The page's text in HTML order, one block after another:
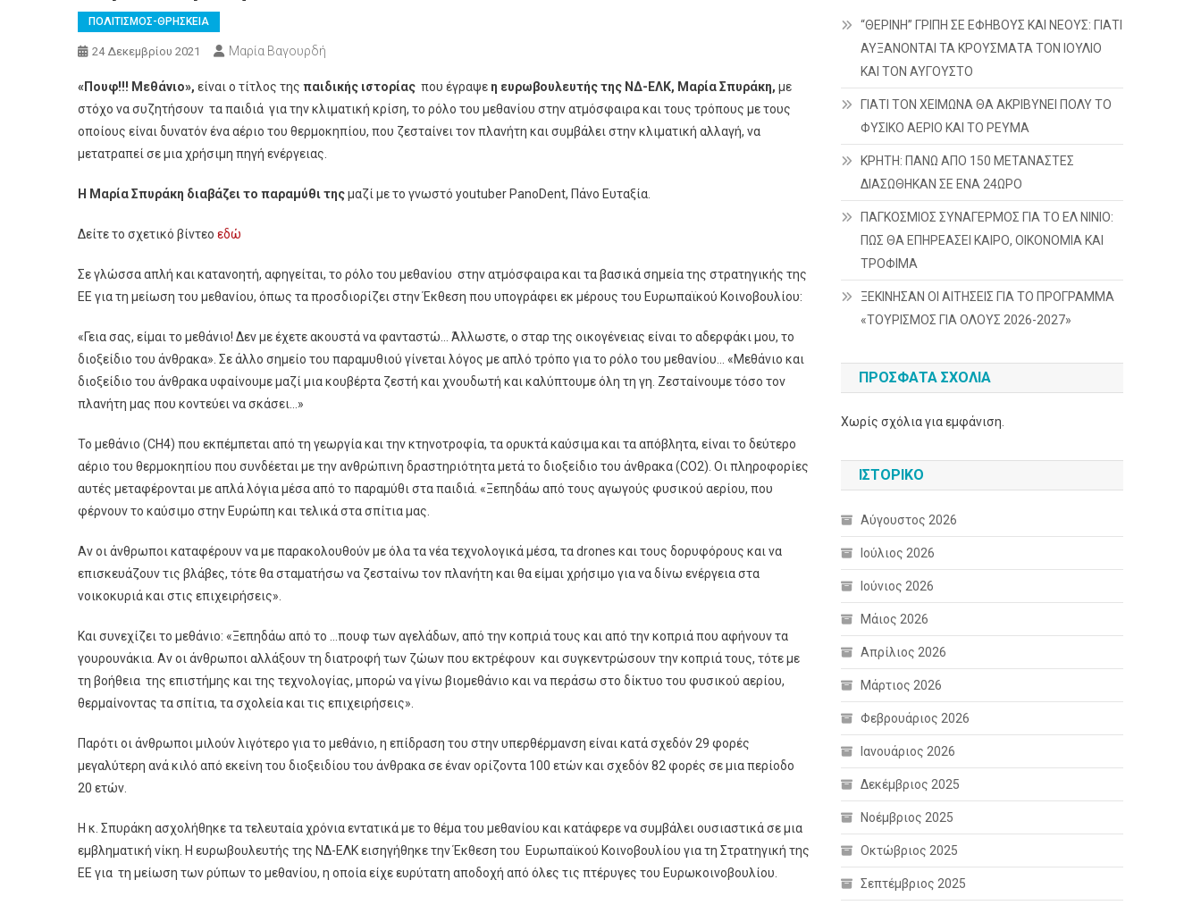
ΠΟΛΙΤΙΣΜΟΣ-ΘΡΗΣΚΕΙΑ
24 Δεκεμβρίου 2021 Μαρία Βαγουρδή
«Πουφ!!! Μεθάνιο», είναι ο τίτλος της παιδικής ιστορίας που έγραψε η ευρωβουλευτής της ΝΔ-ΕΛΚ, Μαρία Σπυράκη, με
στόχο να συζητήσουν τα παιδιά για την κλιματική κρίση, το ρόλο του μεθανίου στην ατμόσφαιρα και τους τρόπους με τους
οποίους είναι δυνατόν ένα αέριο του θερμοκηπίου, που ζεσταίνει τον πλανήτη και συμβάλει στην κλιματική αλλαγή, να
μετατραπεί σε μια χρήσιμη πηγή ενέργειας.
Η Μαρία Σπυράκη διαβάζει το παραμύθι τηςμαζί με το γνωστό youtuber PanoDent, Πάνο Ευταξία.
Δείτε το σχετικό βίντεο εδώ
Σε γλώσσα απλή και κατανοητή, αφηγείται, το ρόλο του μεθανίου στην ατμόσφαιρα και τα βασικά σημεία της στρατηγικής της
ΕΕ για τη μείωση του μεθανίου, όπως τα προσδιορίζει στην Έκθεση που υπογράφει εκ μέρους του Ευρωπαϊκού Κοινοβουλίου:
«Γεια σας, είμαι το μεθάνιο! Δεν με έχετε ακουστά να φανταστώ… Άλλωστε, ο σταρ της οικογένειας είναι το αδερφάκι μου, το
διοξείδιο του άνθρακα». Σε άλλο σημείο του παραμυθιού γίνεται λόγος με απλό τρόπο για το ρόλο του μεθανίου… «Μεθάνιο και
διοξείδιο του άνθρακα υφαίνουμε μαζί μια κουβέρτα ζεστή και χνουδωτή και καλύπτουμε όλη τη γη. Ζεσταίνουμε τόσο τον
πλανήτη μας που κοντεύει να σκάσει…»
Το μεθάνιο (CH4) που εκπέμπεται από τη γεωργία και την κτηνοτροφία, τα ορυκτά καύσιμα και τα απόβλητα, είναι το δεύτερο
αέριο του θερμοκηπίου που συνδέεται με την ανθρώπινη δραστηριότητα μετά το διοξείδιο του άνθρακα (CO2). Οι πληροφορίες
αυτές μεταφέρονται με απλά λόγια μέσα από το παραμύθι στα παιδιά. «Ξεπηδάω από τους αγωγούς φυσικού αερίου, που
φέρνουν το καύσιμο στην Ευρώπη και τελικά στα σπίτια μας.
Αν οι άνθρωποι καταφέρουν να με παρακολουθούν με όλα τα νέα τεχνολογικά μέσα, τα drones και τους δορυφόρους και να
επισκευάζουν τις βλάβες, τότε θα σταματήσω να ζεσταίνω τον πλανήτη και θα είμαι χρήσιμο για να δίνω ενέργεια στα
νοικοκυριά και στις επιχειρήσεις».
Και συνεχίζει το μεθάνιο: «Ξεπηδάω από το …πουφ των αγελάδων, από την κοπριά τους και από την κοπριά που αφήνουν τα
γουρουνάκια. Αν οι άνθρωποι αλλάξουν τη διατροφή των ζώων που εκτρέφουν και συγκεντρώσουν την κοπριά τους, τότε με
τη βοήθεια της επιστήμης και της τεχνολογίας, μπορώ να γίνω βιομεθάνιο και να περάσω στο δίκτυο του φυσικού αερίου,
θερμαίνοντας τα σπίτια, τα σχολεία και τις επιχειρήσεις».
Παρότι οι άνθρωποι μιλούν λιγότερο για το μεθάνιο, η επίδραση του στην υπερθέρμανση είναι κατά σχεδόν 29 φορές
μεγαλύτερη ανά κιλό από εκείνη του διοξειδίου του άνθρακα σε έναν ορίζοντα 100 ετών και σχεδόν 82 φορές σε μια περίοδο
20 ετών.
Η κ. Σπυράκη ασχολήθηκε τα τελευταία χρόνια εντατικά με το θέμα του μεθανίου και κατάφερε να συμβάλει ουσιαστικά σε μια
εμβληματική νίκη. Η ευρωβουλευτής της ΝΔ-ΕΛΚ εισηγήθηκε την Έκθεση του Ευρωπαϊκού Κοινοβουλίου για τη Στρατηγική της
ΕΕ για τη μείωση των ρύπων το μεθανίου, η οποία είχε ευρύτατη αποδοχή από όλες τις πτέρυγες του Ευρωκοινοβουλίου.
“ΘΕΡΙΝΗ” ΓΡΙΠΗ ΣΕ ΕΦΗΒΟΥΣ ΚΑΙ ΝΕΟΥΣ: ΓΙΑΤΙ
ΑΥΞΑΝΟΝΤΑΙ ΤΑ ΚΡΟΥΣΜΑΤΑ ΤΟΝ ΙΟΥΛΙΟ
ΚΑΙ ΤΟΝ ΑΥΓΟΥΣΤΟ
ΓΙΑΤΙ ΤΟΝ ΧΕΙΜΩΝΑ ΘΑ ΑΚΡΙΒΥΝΕΙ ΠΟΛΥ ΤΟ
ΦΥΣΙΚΟ ΑΕΡΙΟ ΚΑΙ ΤΟ ΡΕΥΜΑ
ΚΡΗΤΗ: ΠΑΝΩ ΑΠΟ 150 ΜΕΤΑΝΑΣΤΕΣ
ΔΙΑΣΩΘΗΚΑΝ ΣΕ ΕΝΑ 24ΩΡΟ
ΠΑΓΚΟΣΜΙΟΣ ΣΥΝΑΓΕΡΜΟΣ ΓΙΑ ΤΟ ΕΛ ΝΙΝΙΟ:
ΠΩΣ ΘΑ ΕΠΗΡΕΑΣΕΙ ΚΑΙΡΟ, ΟΙΚΟΝΟΜΙΑ ΚΑΙ
ΤΡΟΦΙΜΑ
ΞΕΚΙΝΗΣΑΝ ΟΙ ΑΙΤΗΣΕΙΣ ΓΙΑ ΤΟ ΠΡΟΓΡΑΜΜΑ
«ΤΟΥΡΙΣΜΟΣ ΓΙΑ ΟΛΟΥΣ 2026-2027»
ΠΡΌΣΦΑΤΑ ΣΧΌΛΙΑ
Χωρίς σχόλια για εμφάνιση.
ΙΣΤΟΡΙΚΌ
Αύγουστος 2026
Ιούλιος 2026
Ιούνιος 2026
Μάιος 2026
Απρίλιος 2026
Μάρτιος 2026
Φεβρουάριος 2026
Ιανουάριος 2026
Δεκέμβριος 2025
Νοέμβριος 2025
Οκτώβριος 2025
Σεπτέμβριος 2025